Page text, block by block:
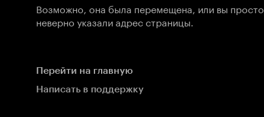
Возможно, она была перемещена, или вы просто
неверно указали адрес страницы.
Перейти на главную
Написать в поддержку